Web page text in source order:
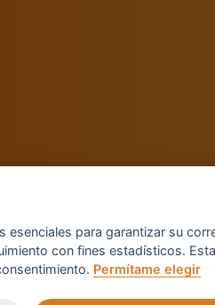
esenciales para garantizar su
con fines estadísticos.
Permítame elegir